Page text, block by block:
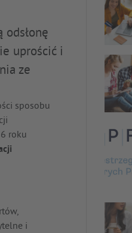
uprościć i
ze
sposobu
roku
i